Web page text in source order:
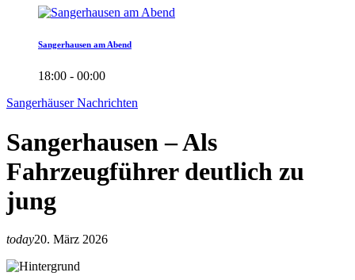
Sangerhausen am Abend
18:00 - 00:00
Sangerhäuser Nachrichten
Sangerhausen – Als
Fahrzeugführer deutlich zu
jung
today20. März 2026